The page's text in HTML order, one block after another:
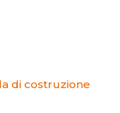
di costruzione